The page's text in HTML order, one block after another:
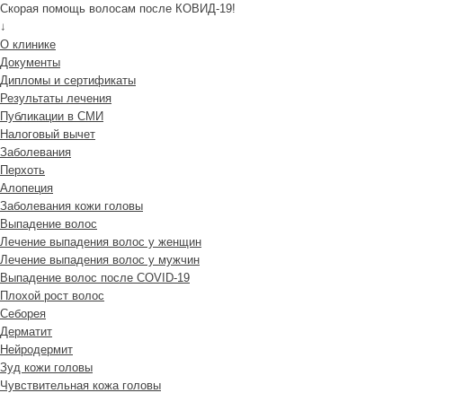
Скорая помощь волосам после КОВИД-19!
↓
О клинике
Документы
Дипломы и сертификаты
Результаты лечения
Публикации в СМИ
Налоговый вычет
Заболевания
Перхоть
Алопеция
Заболевания кожи головы
Выпадение волос
Лечение выпадения волос у женщин
Лечение выпадения волос у мужчин
Выпадение волос после COVID-19
Плохой рост волос
Cеборея
Дерматит
Нейродермит
Зуд кожи головы
Чувствительная кожа головы